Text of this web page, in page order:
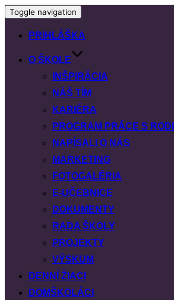
Toggle navigation
PRIHLÁŠKA
O ŠKOLE
INŠPIRÁCIA
NÁŠ TÍM
KARIÉRA
PROGRAM PRÁCE S
NAPÍSALI O NÁS
MARKETING
FOTOGALÉRIA
E-UČEBNICE
DOKUMENTY
RADA ŠKOLY
PROJEKTY
VÝSKUM
DENNÍ ŽIACI
DOMŠKOLÁCI